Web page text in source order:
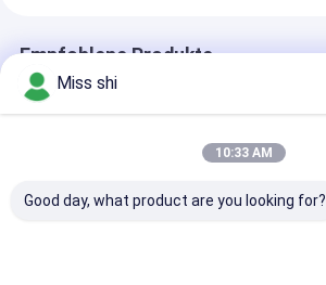
Empfohlene Produkte
Miss shi
10:33 AM
Good day, what product are you looking for?